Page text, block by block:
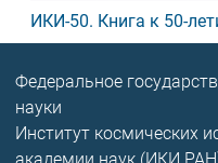
ИКИ-50. Книга к 50-
Федеральное
науки
Институт космических